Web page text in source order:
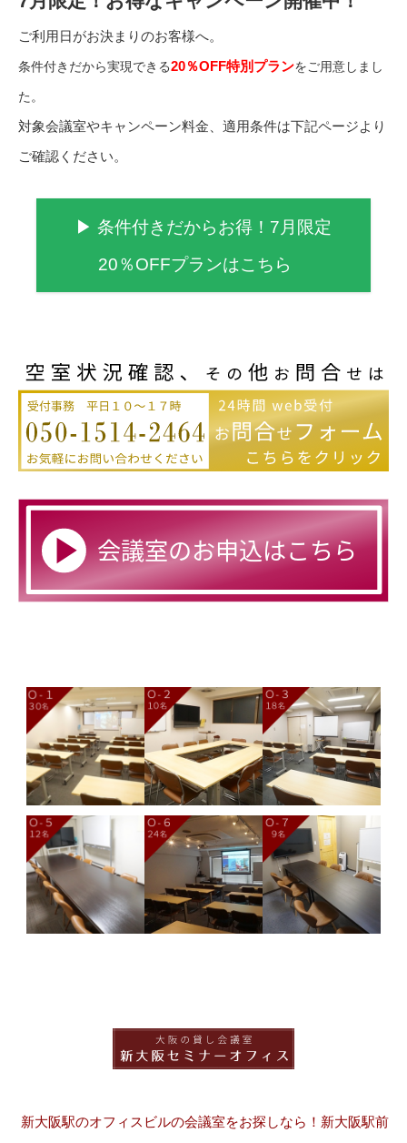
ご利用日がお決まりのお客様へ。
条件付きだから実現できる20％OFF特別プランをご用意しまし
た。
対象会議室やキャンペーン料金、適用条件は下記ページより
ご確認ください。
▶ 条件付きだからお得！7月限定
20％OFFプランはこちら
新大阪駅のオフィスビルの会議室をお探しなら！新大阪駅前